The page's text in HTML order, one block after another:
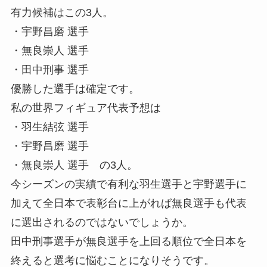
有力候補はこの3人。
・宇野昌磨 選手
・無良崇人 選手
・田中刑事 選手
優勝した選手は確定です。
私の世界フィギュア代表予想は
・羽生結弦 選手
・宇野昌磨 選手
・無良崇人 選手 の3人。
今シーズンの実績で有利な羽生選手と宇野選手に
加えて全日本で表彰台に上がれば無良選手も代表
に選出されるのではないでしょうか。
田中刑事選手が無良選手を上回る順位で全日本を
終えると選考に悩むことになりそうです。